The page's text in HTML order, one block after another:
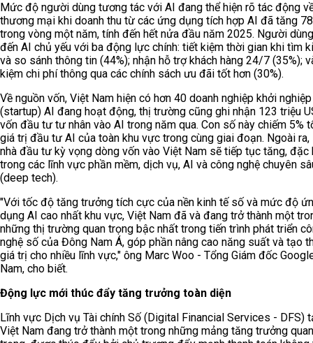
Mức độ người dùng tương tác với AI đang thể hiện rõ tác động
thương mại khi doanh thu từ các ứng dụng tích hợp AI đã tăng
trong vòng một năm, tính đến hết nửa đầu năm 2025. Người
đến AI chủ yếu với ba động lực chính: tiết kiệm thời gian khi tìm
và so sánh thông tin (44%); nhận hỗ trợ khách hàng 24/7 (35%);
kiệm chi phí thông qua các chính sách ưu đãi tốt hơn (30%).
Về nguồn vốn, Việt Nam hiện có hơn 40 doanh nghiệp khởi nghiệp
(startup) AI đang hoạt động, thị trường cũng ghi nhận 123 triệu
vốn đầu tư tư nhân vào AI trong năm qua. Con số này chiếm 5%
giá trị đầu tư AI của toàn khu vực trong cùng giai đoạn. Ngoài ra,
nhà đầu tư kỳ vọng dòng vốn vào Việt Nam sẽ tiếp tục tăng, đặc
trong các lĩnh vực phần mềm, dịch vụ, AI và công nghệ chuyên
(deep tech).
"Với tốc độ tăng trưởng tích cực của nền kinh tế số và mức độ
dụng AI cao nhất khu vực, Việt Nam đã và đang trở thành một
những thị trường quan trọng bậc nhất trong tiến trình phát triển
nghệ số của Đông Nam Á, góp phần nâng cao năng suất và tạo
giá trị cho nhiều lĩnh vực," ông Marc Woo - Tổng Giám đốc
Nam, cho biết.
Động lực mới thúc đẩy tăng trưởng toàn diện
Lĩnh vực Dịch vụ Tài chính Số (Digital Financial Services - DFS)
Việt Nam đang trở thành một trong những mảng tăng trưởng quan